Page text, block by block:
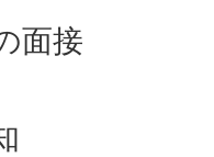
面接